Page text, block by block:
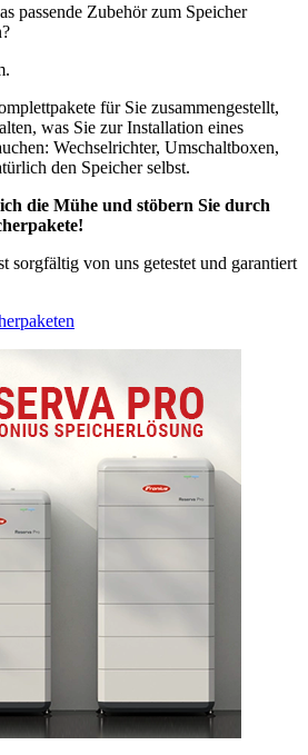
passende Zubehör zum Speicher
für Sie zusammengestellt,
was Sie zur Installation eines
Wechselrichter, Umschaltboxen,
den Speicher selbst.
die Mühe und stöbern Sie durch
sorgfältig von uns getestet und garantiert